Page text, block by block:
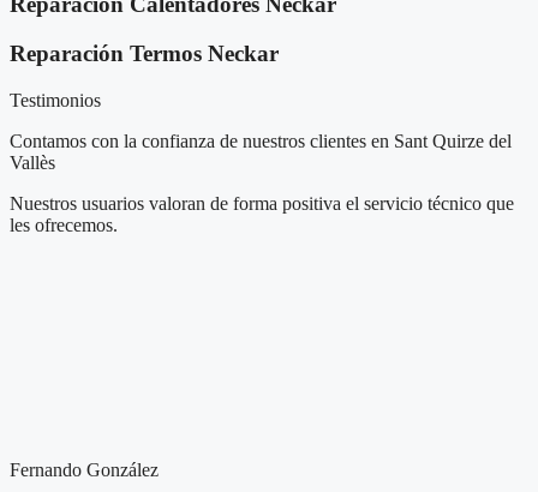
Reparación Termos Neckar
Testimonios
Contamos con la confianza de nuestros clientes en Sant Quirze del
Vallès
Nuestros usuarios valoran de forma positiva el servicio técnico que
les ofrecemos.
Fernando González